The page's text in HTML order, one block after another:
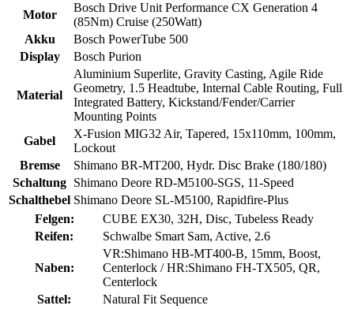
Motor
Bosch Drive Unit Performance CX Generation 4
(85Nm) Cruise (250Watt)
Akku
Bosch PowerTube 500
Display
Bosch Purion
Material
Aluminium Superlite, Gravity Casting, Agile Ride
Geometry, 1.5 Headtube, Internal Cable Routing, Full
Integrated Battery, Kickstand/Fender/Carrier
Mounting Points
Gabel
X-Fusion MIG32 Air, Tapered, 15x110mm, 100mm,
Lockout
Bremse
Shimano BR-MT200, Hydr. Disc Brake (180/180)
Schaltung Shimano Deore RD-M5100-SGS, 11-Speed
Schalthebel Shimano Deore SL-M5100, Rapidfire-Plus
Felgen:
CUBE EX30, 32H, Disc, Tubeless Ready
Reifen:
Schwalbe Smart Sam, Active, 2.6
Naben:
VR:Shimano HB-MT400-B, 15mm, Boost,
Centerlock / HR:Shimano FH-TX505, QR,
Centerlock
Sattel:
Natural Fit Sequence